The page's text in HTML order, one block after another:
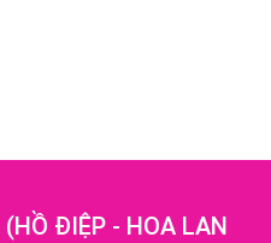
(HỒ ĐIỆP - HOA LAN